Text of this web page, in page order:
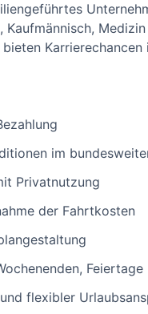
Kaufmännisch,
im
Privatnutzung
der Fahrtkosten
flexibler